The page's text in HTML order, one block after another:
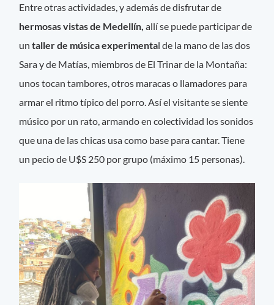
Entre otras actividades, y además de disfrutar de
hermosas vistas de Medellín,allí se puede participar de
un taller de música experimental de la mano de las dos
Sara y de Matías, miembros de El Trinar de la Montaña:
unos tocan tambores, otros maracas o llamadores para
armar el ritmo típico del porro. Así el visitante se siente
músico por un rato, armando en colectividad los sonidos
que una de las chicas usa como base para cantar. Tiene
un pecio de U$S 250 por grupo (máximo 15 personas).